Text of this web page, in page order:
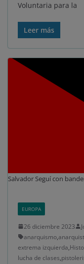
Voluntaria para la
Leer más
Salvador Seguí con
EUROPA
26 diciembre 2023
anarquismo,
extrema izquierda,
lucha de clases,